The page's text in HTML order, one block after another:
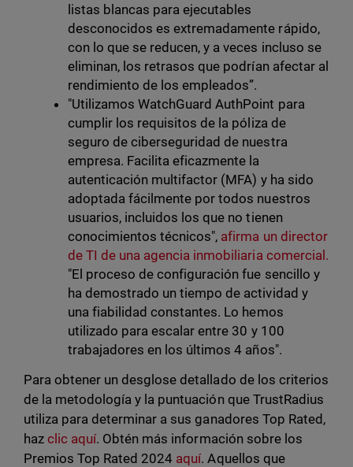
listas blancas para ejecutables
desconocidos es extremadamente rápido,
con lo que se reducen, y a veces incluso se
eliminan, los retrasos que podrían afectar al
rendimiento de los empleados”.
"Utilizamos WatchGuard AuthPoint para
cumplir los requisitos de la póliza de
seguro de ciberseguridad de nuestra
empresa. Facilita eficazmente la
autenticación multifactor (MFA) y ha sido
adoptada fácilmente por todos nuestros
usuarios, incluidos los que no tienen
conocimientos técnicos", afirma un director
de TI de una agencia inmobiliaria comercial.
"El proceso de configuración fue sencillo y
ha demostrado un tiempo de actividad y
una fiabilidad constantes. Lo hemos
utilizado para escalar entre 30 y 100
trabajadores en los últimos 4 años".
Para obtener un desglose detallado de los criterios
de la metodología y la puntuación que TrustRadius
utiliza para determinar a sus ganadores Top Rated,
hazclic aquí. Obtén más información sobre los
Premios Top Rated 2024 aquí. Aquellos que